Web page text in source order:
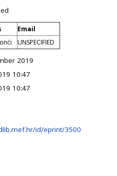
Email
UNSPECIFIED
2019
10:47
10:47
id/eprint/3500